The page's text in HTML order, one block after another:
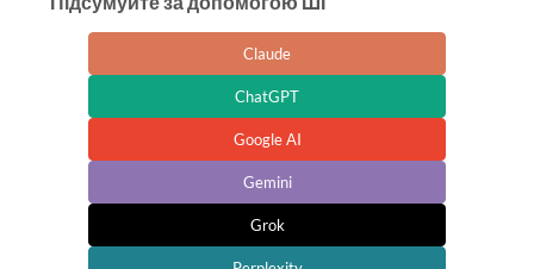
Claude
ChatGPT
Google AI
Gemini
Grok